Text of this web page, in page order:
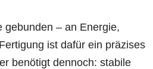
gebunden – an Energie,
ist dafür ein präzises
benötigt dennoch: stabile